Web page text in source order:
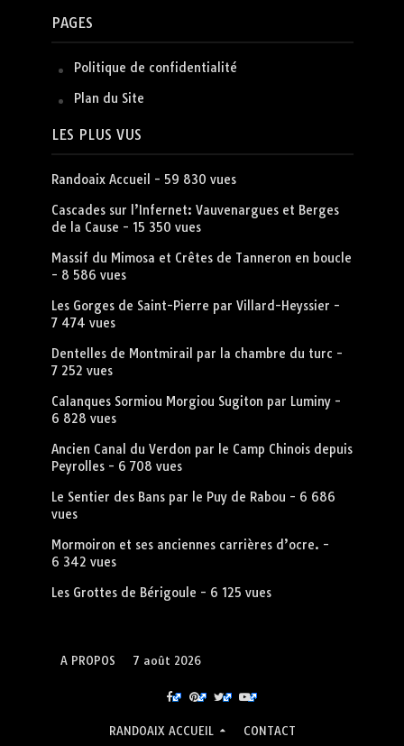
PAGES
Politique de confidentialité
Plan du Site
LES PLUS VUS
Randoaix Accueil - 59 830 vues
Cascades sur l’Infernet: Vauvenargues et Berges
de la Cause - 15 350 vues
Massif du Mimosa et Crêtes de Tanneron en boucle
- 8 586 vues
Les Gorges de Saint-Pierre par Villard-Heyssier -
7 474 vues
Dentelles de Montmirail par la chambre du turc -
7 252 vues
Calanques Sormiou Morgiou Sugiton par Luminy-
6 828 vues
Ancien Canal du Verdon par le Camp Chinois depuis
Peyrolles- 6 708 vues
Le Sentier des Bans par le Puy de Rabou - 6 686
vues
Mormoiron et ses anciennes carrières d’ocre. -
6 342 vues
Les Grottes de Bérigoule - 6 125 vues
A PROPOS 7 août 2026
RANDOAIX ACCUEIL CONTACT